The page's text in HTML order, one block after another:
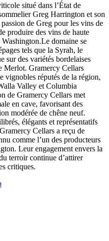
situé dans l’État de
Greg Harrington et son
de Greg pour les vins de
produire des vins de haute
domaine se
tels que la Syrah, le
sur des variétés bordelaises
Merlot. Gramercy Cellars
vignobles réputés de la région,
Valley et Columbia
de Gramercy Cellars met
en cave, favorisant des
modérée de chêne neuf.
élégants et représentatifs
Cellars a reçu de
comme l’un des producteurs
Leur engagement envers la
terroir continue d’attirer
critiques.